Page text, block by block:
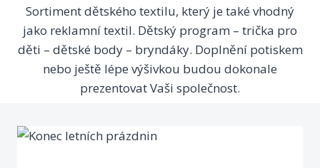
Sortiment dětského textilu, který je také vhodný
jako reklamní textil. Dětský program – trička pro
děti – dětské body – bryndáky. Doplnění potiskem
nebo ještě lépe výšivkou budou dokonale
prezentovat Vaši společnost.